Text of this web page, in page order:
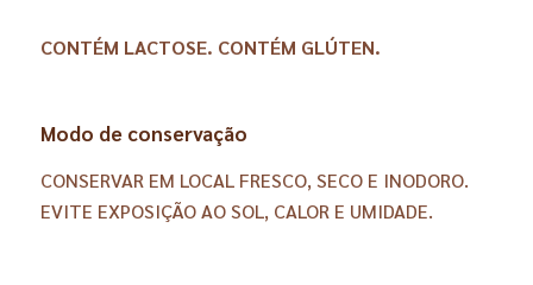
CONTÉM LACTOSE. CONTÉM GLÚTEN.
Modo de conservação
CONSERVAR EM LOCAL FRESCO, SECO E INODORO.
EVITE EXPOSIÇÃO AO SOL, CALOR E UMIDADE.